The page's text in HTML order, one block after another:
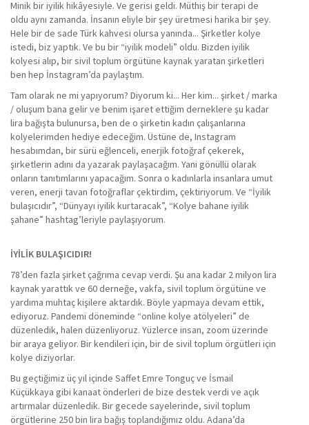
Minik bir iyilik hikâyesiyle. Ve gerisi geldi. Müthiş bir terapi de
oldu aynı zamanda. İnsanın eliyle bir şey üretmesi harika bir şey.
Hele bir de sade Türk kahvesi olursa yanında... Şirketler kolye
istedi, biz yaptık. Ve bu bir “iyilik modeli” oldu. Bizden iyilik
kolyesi alıp, bir sivil toplum örgütüne kaynak yaratan şirketleri
ben hep İnstagram’da paylaştım.
Tam olarak ne mi yapıyorum? Diyorum ki... Her kim... şirket / marka
/ oluşum bana gelir ve benim işaret ettiğim derneklere şu kadar
lira bağışta bulunursa, ben de o şirketin kadın çalışanlarına
kolyelerimden hediye edeceğim. Üstüne de, Instagram
hesabımdan, bir sürü eğlenceli, enerjik fotoğraf çekerek,
şirketlerin adını da yazarak paylaşacağım. Yani gönüllü olarak
onların tanıtımlarını yapacağım. Sonra o kadınlarla insanlara umut
veren, enerji tavan fotoğraflar çektirdim, çektiriyorum. Ve “İyilik
bulaşıcıdır”, “Dünyayı iyilik kurtaracak”, “Kolye bahane iyilik
şahane” hashtag’leriyle paylaşıyorum.
İYİLİK BULAŞICIDIR!
78’den fazla şirket çağrıma cevap verdi. Şu ana kadar 2 milyon lira
kaynak yarattık ve 60 derneğe, vakfa, sivil toplum örgütüne ve
yardıma muhtaç kişilere aktardık. Böyle yapmaya devam ettik,
ediyoruz. Pandemi döneminde “online kolye atölyeleri” de
düzenledik, halen düzenliyoruz. Yüzlerce insan, zoom üzerinde
bir araya geliyor. Bir kendileri için, bir de sivil toplum örgütleri için
kolye diziyorlar.
Bu geçtiğimiz üç yıl içinde Saffet Emre Tonguç ve İsmail
Küçükkaya gibi kanaat önderleri de bize destek verdi ve açık
artırmalar düzenledik. Bir gecede sayelerinde, sivil toplum
örgütlerine 250 bin lira bağış toplandığımız oldu. Adana’da